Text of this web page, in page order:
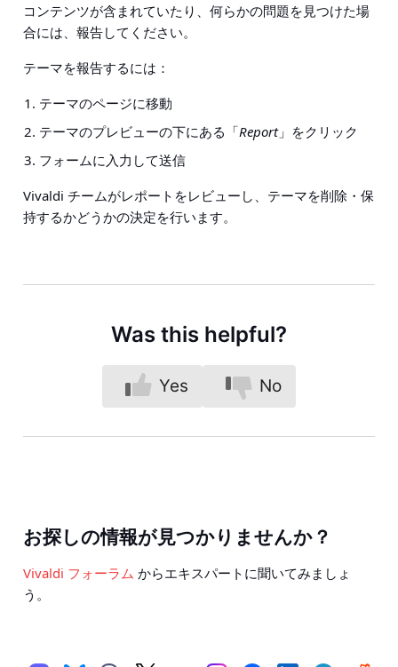
コンテンツが含まれていたり、何らかの問題を見つけた場
合には、報告してください。
テーマを報告するには：
テーマのページに移動
テーマのプレビューの下にある「Report」をクリック
フォームに入力して送信
Vivaldi チームがレポートをレビューし、テーマを削除・保
持するかどうかの決定を行います。
Was this helpful?
Yes No
お探しの情報が見つかりませんか？
Vivaldi フォーラム からエキスパートに聞いてみましょ
う。